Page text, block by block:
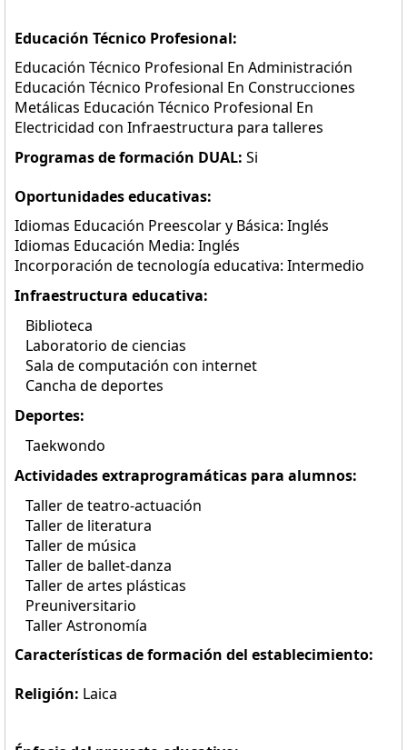
Educación Técnico Profesional:
Educación Técnico Profesional En Administración
Educación Técnico Profesional En Construcciones
Metálicas Educación Técnico Profesional En
Electricidad con Infraestructura para talleres
Programas de formación DUAL: Si
Oportunidades educativas:
Idiomas Educación Preescolar y Básica: Inglés
Idiomas Educación Media: Inglés
Incorporación de tecnología educativa: Intermedio
Infraestructura educativa:
Biblioteca
Laboratorio de ciencias
Sala de computación con internet
Cancha de deportes
Deportes:
Taekwondo
Actividades extraprogramáticas para alumnos:
Taller de teatro-actuación
Taller de literatura
Taller de música
Taller de ballet-danza
Taller de artes plásticas
Preuniversitario
Taller Astronomía
Características de formación del establecimiento:
Religión: Laica